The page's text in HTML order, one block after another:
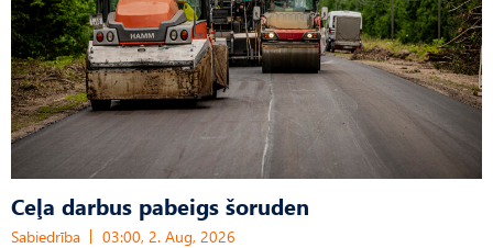
Ceļa darbus pabeigs šoruden
Sabiedrība 03:00, 2. Aug, 2026